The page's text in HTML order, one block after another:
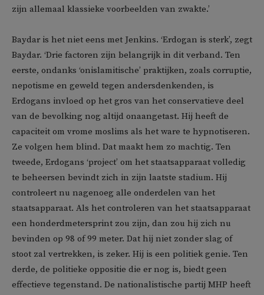
zijn allemaal klassieke voorbeelden van zwakte.’
Baydar is het niet eens met Jenkins. ‘Erdogan is sterk’, zegt
Baydar. ‘Drie factoren zijn belangrijk in dit verband. Ten
eerste, ondanks ‘onislamitische’ praktijken, zoals corruptie,
nepotisme en geweld tegen andersdenkenden, is
Erdogans invloed op het gros van het conservatieve deel
van de bevolking nog altijd onaangetast. Hij heeft de
capaciteit om vrome moslims als het ware te hypnotiseren.
Ze volgen hem blind. Dat maakt hem zo machtig. Ten
tweede, Erdogans ‘project’ om het staatsapparaat volledig
te beheersen bevindt zich in zijn laatste stadium. Hij
controleert nu nagenoeg alle onderdelen van het
staatsapparaat. Als het controleren van het staatsapparaat
een honderdmetersprint zou zijn, dan zou hij zich nu
bevinden op 98 of 99 meter. Dat hij niet zonder slag of
stoot zal vertrekken, is zeker. Hij is een politiek genie. Ten
derde, de politieke oppositie die er nog is, biedt geen
effectieve tegenstand. De nationalistische partij MHP heeft